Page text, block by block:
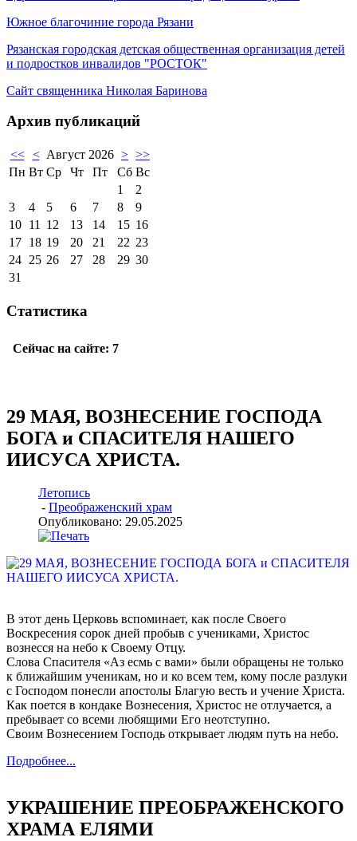
Южное благочиние города Рязани
Рязанская городская детская общественная организация детей
и подростков инвалидов "РОСТОК"
Сайт священника Николая Баринова
Архив публикаций
<< < Август 2026 > >>
Пн Вт Ср Чт Пт Сб Вс
1
2
3
4 5 6 7 8
9
10 11 12 13 14 15 16
17 18 19 20 21 22 23
24 25 26 27 28 29 30
31
Статистика
29 МАЯ, ВОЗНЕСЕНИЕ ГОСПОДА
БОГА и СПАСИТЕЛЯ НАШЕГО
ИИСУСА ХРИСТА.
Летопись
- Преображенский храм
Опубликовано: 29.05.2025
В этот день Церковь вспоминает, как после Своего
Воскресения сорок дней пробыв с учениками, Христос
вознесся на небо к Своему Отцу.
Слова Спасителя «Аз есмь с вами» были обращены не только
к ближайшим ученикам, но и ко всем тем, кому после разлуки
с Господом понесли апостолы Благую весть и учение Христа.
Как поется в кондаке Вознесения, Христос не отлучается, а
пребывает со всеми любящими Его неотступно.
Своим Вознесением Господь открывает людям путь на небо.
Подробнее...
УКРАШЕНИЕ ПРЕОБРАЖЕНСКОГО
ХРАМА ЕЛЯМИ